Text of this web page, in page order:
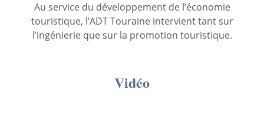
Au service du développement de l’économie
touristique, l’ADT Touraine intervient tant sur
l’ingénierie que sur la promotion touristique.
Vidéo